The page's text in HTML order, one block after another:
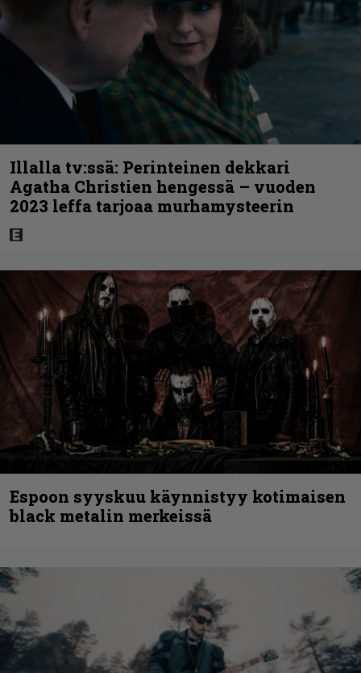
Illalla tv:ssä: Perinteinen dekkari
Agatha Christien hengessä – vuoden
2023 leffa tarjoaa murhamysteerin
Espoon syyskuu käynnistyy kotimaisen
black metalin merkeissä